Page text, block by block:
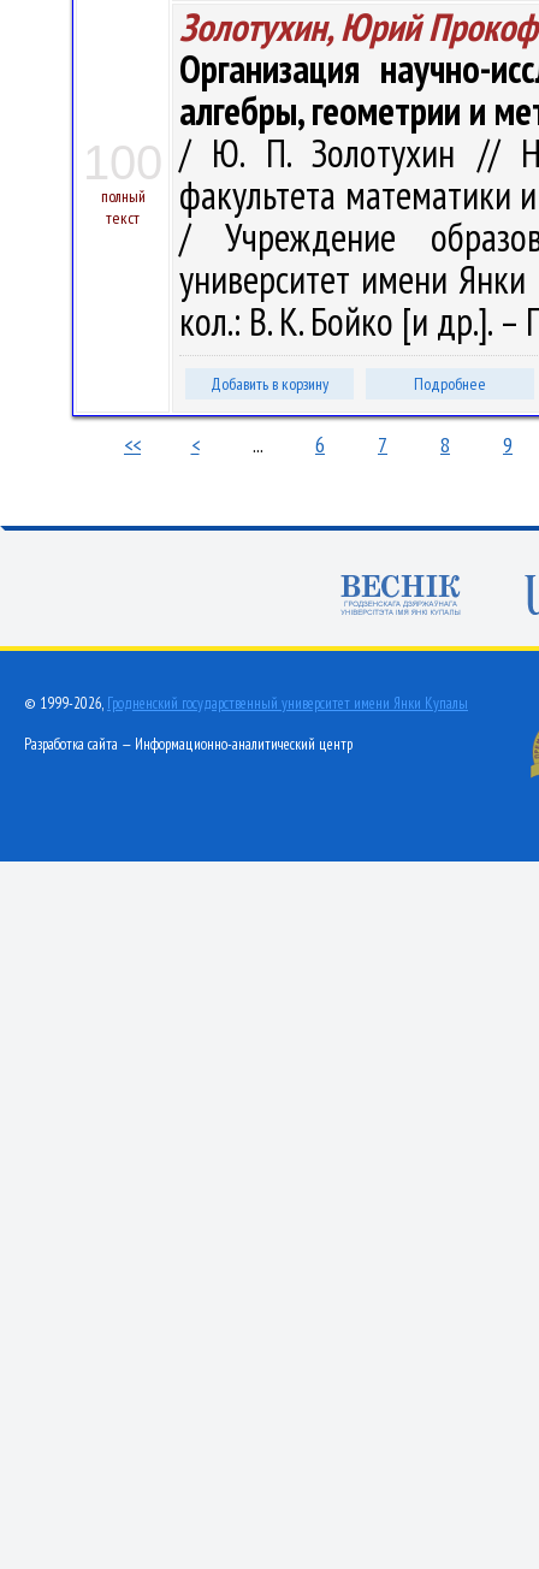
100
полный
текст
Золотухин, Юрий
Организация научно-
алгебры, геометрии и
/ Ю. П. Золотухин //
факультета математики
/ Учреждение
университет имени
кол.: В. К. Бойко [и др.]. –
Добавить в корзину Подробнее
<< < ... 6 7 8 9
© 1999-2026, Гродненский государственный университет имени Янки Купалы
Разработка сайта — Информационно-аналитический центр